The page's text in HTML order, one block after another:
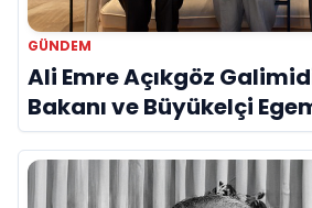
GÜNDEM
Ali Emre Açıkgöz
Bakanı ve Büyükelçi
Bir Araya Geldi